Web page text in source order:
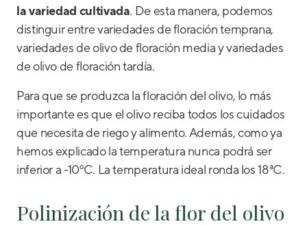
la variedad cultivada. De esta manera, podemos
distinguir entre variedades de floración temprana,
variedades de olivo de floración media y variedades
de olivo de floración tardía.
Para que se produzca la floración del olivo, lo más
importante es que el olivo reciba todos los cuidados
que necesita de riego y alimento. Además, como ya
hemos explicado la temperatura nunca podrá ser
inferior a -10ºC. La temperatura ideal ronda los 18ªC.
Polinización de la flor del olivo